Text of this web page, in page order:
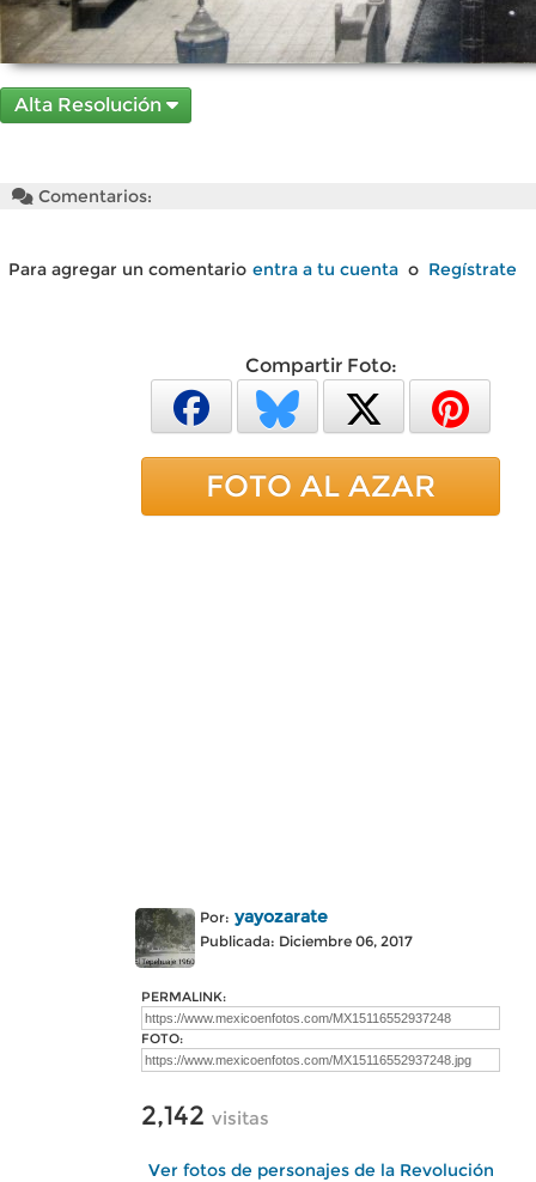
Alta Resolución
Comentarios:
Para agregar un comentario entra a tu cuenta o Regístrate
Compartir Foto:
FOTO AL AZAR
Por: yayozarate
Publicada: Diciembre 06, 2017
PERMALINK:
FOTO:
2,142 visitas
Ver fotos de personajes de la Revolución